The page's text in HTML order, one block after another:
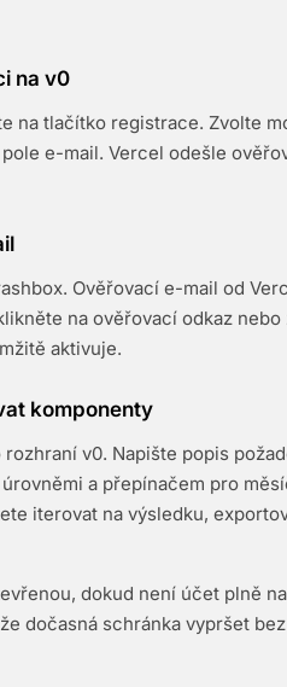
na v0
na tlačítko registrace. Zvolte
e-mail. Vercel odešle
Ověřovací e-mail od
na ověřovací odkaz
aktivuje.
komponenty
v0. Napište popis
úrovněmi a přepínačem pro
iterovat na výsledku,
dokud není účet plně
dočasná schránka vypršet